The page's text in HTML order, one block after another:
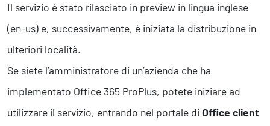
Il servizio è stato rilasciato in preview in lingua inglese
(en-us) e, successivamente, è iniziata la distribuzione in
ulteriori località.
Se siete l’amministratore di un’azienda che ha
implementato Office 365 ProPlus, potete iniziare ad
utilizzare il servizio, entrando nel portale di Office client